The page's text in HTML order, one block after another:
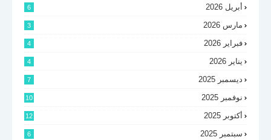
أبريل 2026 6
مارس 2026 3
فبراير 2026 4
يناير 2026 4
ديسمبر 2025 7
نوفمبر 2025 10
أكتوبر 2025 12
سبتمبر 2025 6